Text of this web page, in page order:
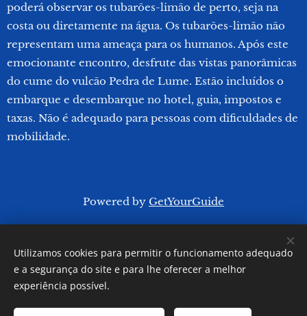
poderá observar os tubarões-limão de perto, seja na
costa ou diretamente na água. Os tubarões-limão não
representam uma ameaça para os humanos. Após este
emocionante encontro, desfrute das vistas panorâmicas
do cume do vulcão Pedra de Lume. Estão incluídos o
embarque e desembarque no hotel, guia, impostos e
taxas. Não é adequado para pessoas com dificuldades de
mobilidade.
Powered by GetYourGuide
CaboVerdeExpert - 2026
Powered by
Idiomas
Utilizamos cookies para permitir o funcionamento adequado
e a segurança do site e para lhe oferecer a melhor
experiência possível.